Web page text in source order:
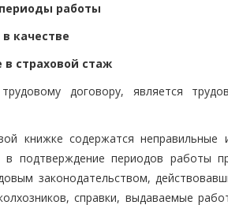
работы
качестве
страховой стаж
договору, является
книжке содержатся неправильные
подтверждение периодов работы
законодательством,
справки, выдаваемые